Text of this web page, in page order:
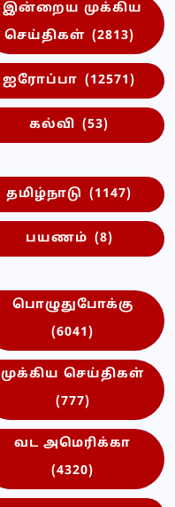
இன்றைய முக்கிய
செய்திகள் (2813)
ஐரோப்பா (12571)
கல்வி (53)
தமிழ்நாடு (1147)
பயணம் (8)
பொழுதுபோக்கு
(6041)
முக்கிய செய்திகள்
(777)
வட அமெரிக்கா
(4320)